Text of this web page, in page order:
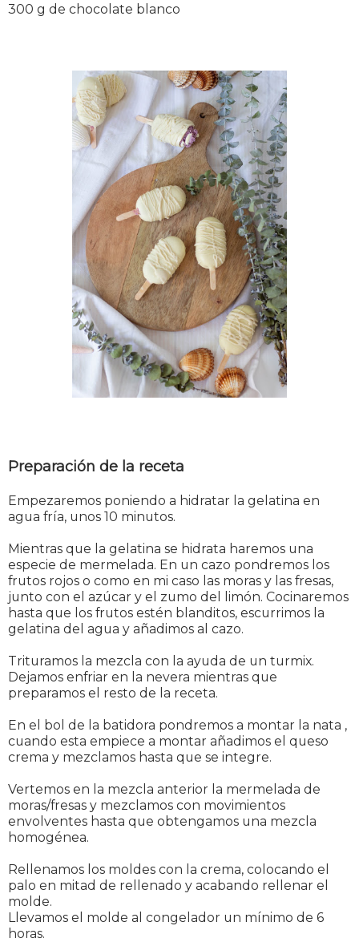
300 g de chocolate blanco
Preparación de la receta
Empezaremos poniendo a hidratar la gelatina en
agua fría, unos 10 minutos.
Mientras que la gelatina se hidrata haremos una
especie de mermelada. En un cazo pondremos los
frutos rojos o como en mi caso las moras y las fresas,
junto con el azúcar y el zumo del limón. Cocinaremos
hasta que los frutos estén blanditos, escurrimos la
gelatina del agua y añadimos al cazo.
Trituramos la mezcla con la ayuda de un turmix.
Dejamos enfriar en la nevera mientras que
preparamos el resto de la receta.
En el bol de la batidora pondremos a montar la nata ,
cuando esta empiece a montar añadimos el queso
crema y mezclamos hasta que se integre.
Vertemos en la mezcla anterior la mermelada de
moras/fresas y mezclamos con movimientos
envolventes hasta que obtengamos una mezcla
homogénea.
Rellenamos los moldes con la crema, colocando el
palo en mitad de rellenado y acabando rellenar el
molde.
Llevamos el molde al congelador un mínimo de 6
horas.